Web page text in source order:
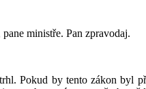
ministře. Pan zpravodaj.
Pokud by tento zákon byl